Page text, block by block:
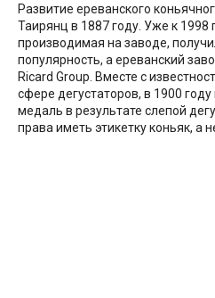
Развитие ереванского
Таирянц в 1887 году. Уже к 1998
производимая на заводе,
популярность, а ереванский
Ricard Group. Вместе с
сфере дегустаторов, в 1900
медаль в результате слепой
права иметь этикетку коньяк, а